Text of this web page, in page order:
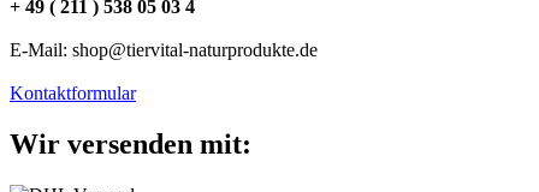
+ 49 ( 211 ) 538 05 03 4
E-Mail: shop@tiervital-naturprodukte.de
Kontaktformular
Wir versenden mit: